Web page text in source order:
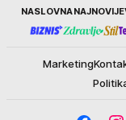
KurirNASLOVNANAJNOVIJE
Marketing